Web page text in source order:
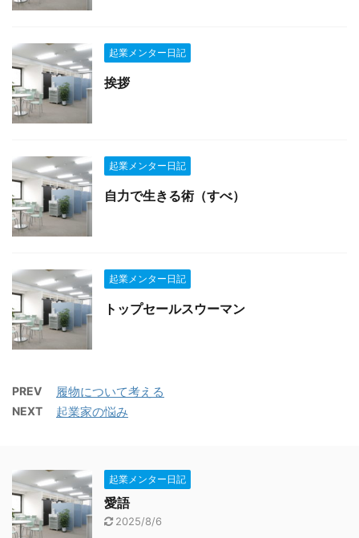
起業メンター日記
挨拶
起業メンター日記
自力で生きる術（すべ）
起業メンター日記
トップセールスウーマン
PREV 履物について考える
NEXT 起業家の悩み
起業メンター日記
愛語
2025/8/6